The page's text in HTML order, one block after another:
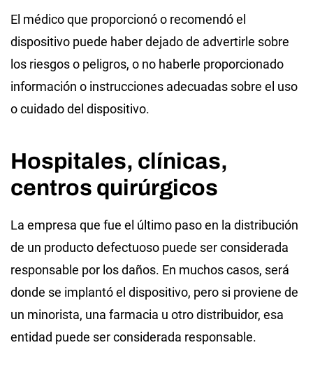
El médico que proporcionó o recomendó el
dispositivo puede haber dejado de advertirle sobre
los riesgos o peligros, o no haberle proporcionado
información o instrucciones adecuadas sobre el uso
o cuidado del dispositivo.
Hospitales, clínicas,
centros quirúrgicos
La empresa que fue el último paso en la distribución
de un producto defectuoso puede ser considerada
responsable por los daños. En muchos casos, será
donde se implantó el dispositivo, pero si proviene de
un minorista, una farmacia u otro distribuidor, esa
entidad puede ser considerada responsable.